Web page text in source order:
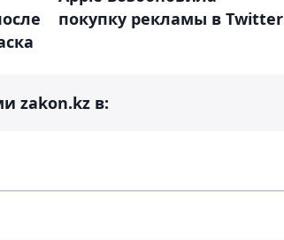
покупку рекламы в Twitter
zakon.kz в: